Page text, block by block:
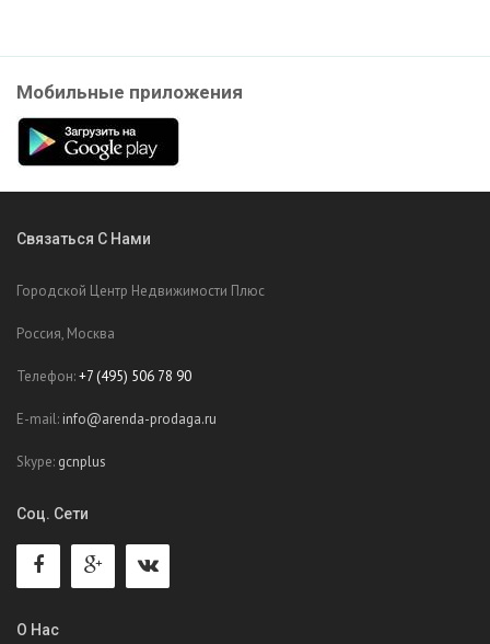
Мобильные приложения
Связаться С Нами
Городской Центр Недвижимости Плюс
Россия, Москва
Телефон:+7 (495) 506 78 90
E-mail: info@arenda-prodaga.ru
Skype: gcnplus
Соц. Сети
О Нас